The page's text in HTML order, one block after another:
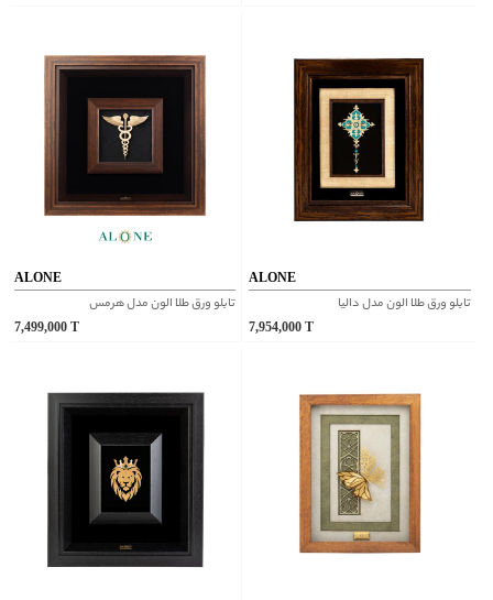
ALONE
تابلو ورق طلا الون مدل هرمس
7,499,000T
ALONE
تابلو ورق طلا الون مدل دالیا
7,954,000 T